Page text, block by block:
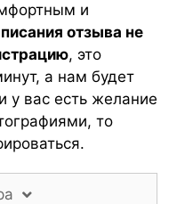
и
отзыва не
, это
а нам будет
у вас есть желание
то